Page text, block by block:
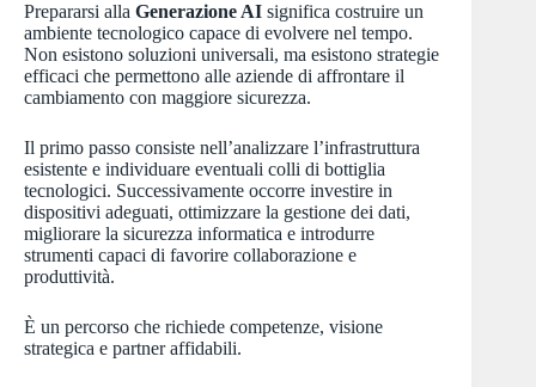
Prepararsi alla Generazione AI significa costruire un
ambiente tecnologico capace di evolvere nel tempo.
Non esistono soluzioni universali, ma esistono strategie
efficaci che permettono alle aziende di affrontare il
cambiamento con maggiore sicurezza.
Il primo passo consiste nell’analizzare l’infrastruttura
esistente e individuare eventuali colli di bottiglia
tecnologici. Successivamente occorre investire in
dispositivi adeguati, ottimizzare la gestione dei dati,
migliorare la sicurezza informatica e introdurre
strumenti capaci di favorire collaborazione e
produttività.
È un percorso che richiede competenze, visione
strategica e partner affidabili.